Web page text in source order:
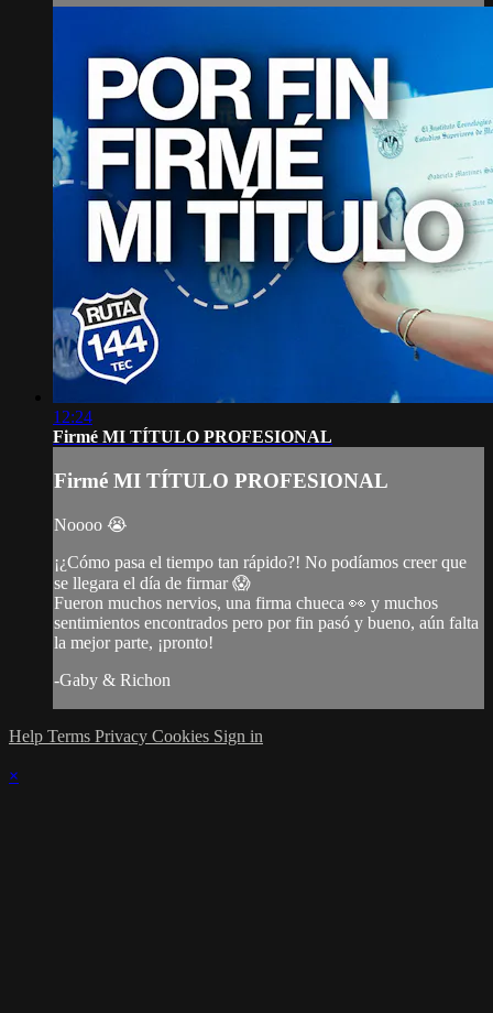
12:24
Firmé MI TÍTULO PROFESIONAL
Firmé MI TÍTULO PROFESIONAL
Noooo 😭
¡¿Cómo pasa el tiempo tan rápido?! No podíamos creer que
se llegara el día de firmar 😱
Fueron muchos nervios, una firma chueca 👀 y muchos
sentimientos encontrados pero por fin pasó y bueno, aún falta
la mejor parte, ¡pronto!
-Gaby & Richon
Help Terms Privacy Cookies Sign in
×